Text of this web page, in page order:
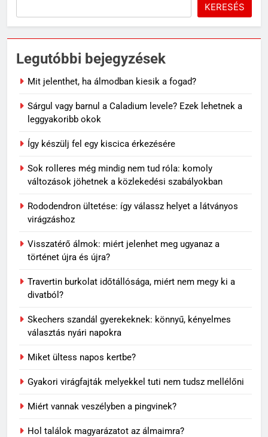
KERESÉS
Legutóbbi bejegyzések
Mit jelenthet, ha álmodban kiesik a fogad?
Sárgul vagy barnul a Caladium levele? Ezek lehetnek a
leggyakoribb okok
Így készülj fel egy kiscica érkezésére
Sok rolleres még mindig nem tud róla: komoly
változások jöhetnek a közlekedési szabályokban
Rododendron ültetése: így válassz helyet a látványos
virágzáshoz
Visszatérő álmok: miért jelenhet meg ugyanaz a
történet újra és újra?
Travertin burkolat időtállósága, miért nem megy ki a
divatból?
Skechers szandál gyerekeknek: könnyű, kényelmes
választás nyári napokra
Miket ültess napos kertbe?
Gyakori virágfajták melyekkel tuti nem tudsz mellélőni
Miért vannak veszélyben a pingvinek?
Hol találok magyarázatot az álmaimra?
5